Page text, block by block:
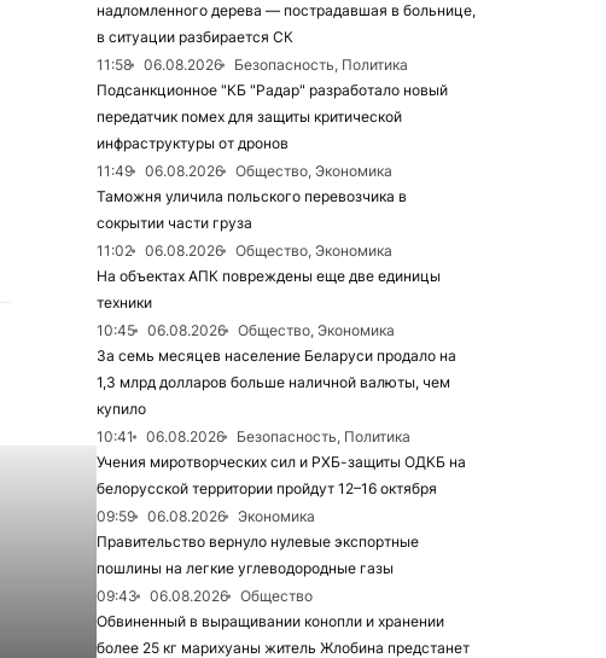
надломленного дерева — пострадавшая в больнице,
в ситуации разбирается СК
11:58
06.08.2026
Безопасность, Политика
Подсанкционное "КБ "Радар" разработало новый
передатчик помех для защиты критической
инфраструктуры от дронов
11:49
06.08.2026
Общество, Экономика
Таможня уличила польского перевозчика в
сокрытии части груза
11:02
06.08.2026
Общество, Экономика
На объектах АПК повреждены еще две единицы
техники
10:45
06.08.2026
Общество, Экономика
За семь месяцев население Беларуси продало на
1,3 млрд долларов больше наличной валюты, чем
купило
10:41
06.08.2026
Безопасность, Политика
Учения миротворческих сил и РХБ-защиты ОДКБ на
белорусской территории пройдут 12–16 октября
09:59
06.08.2026
Экономика
Правительство вернуло нулевые экспортные
пошлины на легкие углеводородные газы
09:43
06.08.2026
Общество
Обвиненный в выращивании конопли и хранении
более 25 кг марихуаны житель Жлобина предстанет